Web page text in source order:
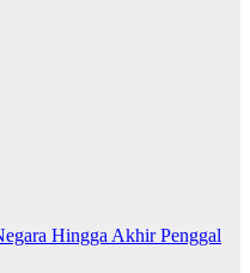
Hingga Akhir Penggal